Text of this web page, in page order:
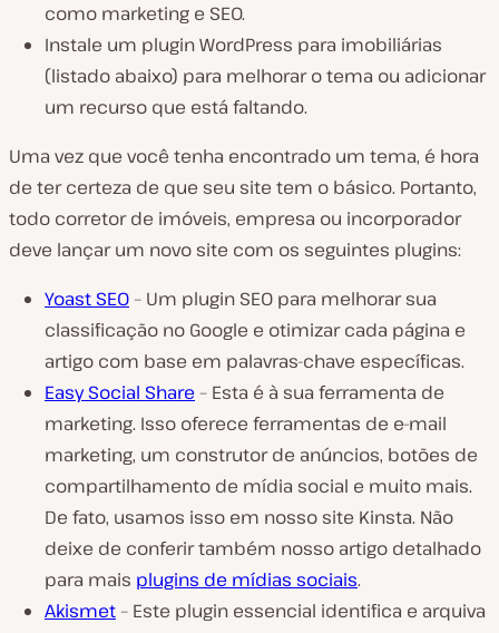
como marketing e SEO.
Instale um plugin WordPress para imobiliárias
(listado abaixo) para melhorar o tema ou adicionar
um recurso que está faltando.
Uma vez que você tenha encontrado um tema, é hora
de ter certeza de que seu site tem o básico. Portanto,
todo corretor de imóveis, empresa ou incorporador
deve lançar um novo site com os seguintes plugins:
Yoast SEO– Um plugin SEO para melhorar sua
classificação no Google e otimizar cada página e
artigo com base em palavras-chave específicas.
Easy Social Share – Esta é à sua ferramenta de
marketing. Isso oferece ferramentas de e-mail
marketing, um construtor de anúncios, botões de
compartilhamento de mídia social e muito mais.
De fato, usamos isso em nosso site Kinsta. Não
deixe de conferir também nosso artigo detalhado
para mais plugins de mídias sociais.
Akismet– Este plugin essencial identifica e arquiva